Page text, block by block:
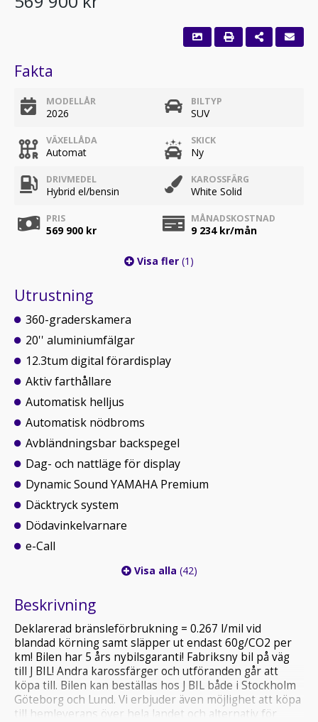
Fakta
MODELLÅR
2026
BILTYP
SUV
VÄXELLÅDA
Automat
SKICK
Ny
DRIVMEDEL
Hybrid el/bensin
KAROSSFÄRG
White Solid
PRIS
569 900 kr
MÅNADSKOSTNAD
9 234kr/mån
Visa fler (1)
Utrustning
360-graderskamera
20'' aluminiumfälgar
12.3tum digital förardisplay
Aktiv farthållare
Automatisk helljus
Automatisk nödbroms
Avbländningsbar backspegel
Dag- och nattläge för display
Dynamic Sound YAMAHA Premium
Däcktryck system
Dödavinkelvarnare
e-Call
Visa alla (42)
Beskrivning
Deklarerad bränsleförbrukning = 0.267 l/mil vid
blandad körning samt släpper ut endast 60g/CO2 per
km! Bilen har 5 års nybilsgaranti! Fabriksny bil på väg
till J BIL! Andra karossfärger och utföranden går att
köpa till. Bilen kan beställas hos J BIL både i Stockholm
Göteborg och Lund. Vi erbjuder även möjlighet att köpa
till hemleverans över hela landet och alternativ för